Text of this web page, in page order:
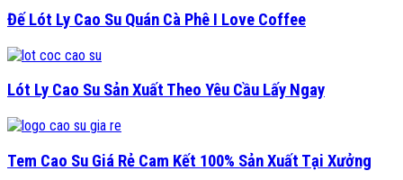
Đế Lót Ly Cao Su Quán Cà Phê I Love Coffee
Lót Ly Cao Su Sản Xuất Theo Yêu Cầu Lấy Ngay
Tem Cao Su Giá Rẻ Cam Kết 100% Sản Xuất Tại Xưởng